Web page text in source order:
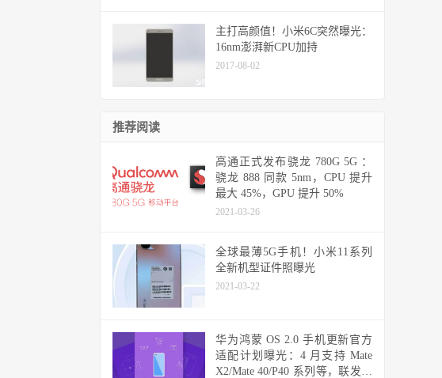
主打高颜值！小米6C突然曝光：
16nm澎湃新CPU加持
2017-08-02
推荐阅读
高通正式发布骁龙 780G 5G ：
骁龙 888 同款 5nm，CPU 提升
最大 45%，GPU 提升 50%
2021-03-26
全球最薄5G手机！小米11系列
全新机型证件照曝光
2021-03-22
华为鸿蒙 OS 2.0 手机更新官方
适配计划曝光：4 月支持 Mate
X2/Mate 40/P40 系列等，联发科